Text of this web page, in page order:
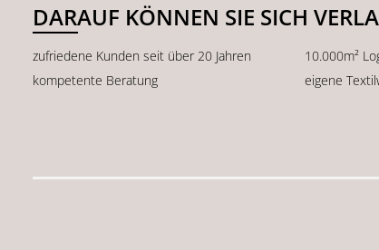
DARAUF KÖNNEN SIE SICH
zufriedene Kunden seit über 20 Jahren
10.000m²
kompetente Beratung
eigene